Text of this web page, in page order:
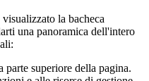
la bacheca
una panoramica dell'intero
superiore della pagina.